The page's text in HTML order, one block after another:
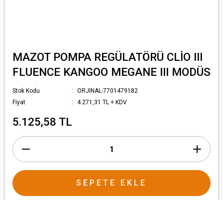
MAZOT POMPA REGÜLATÖRÜ CLİO III
FLUENCE KANGOO MEGANE III MODÜS
Stok Kodu
ORJINAL-7701479182
Fiyat
4.271,31 TL + KDV
5.125,58 TL
SEPETE EKLE